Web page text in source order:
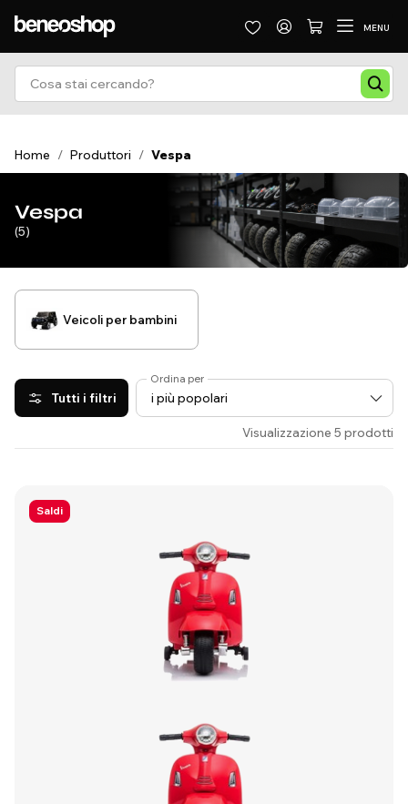
MENU
Home / Produttori / Vespa
Vespa
(5)
Veicoli per bambini
Tutti i filtri
Ordina per
Visualizzazione 5 prodotti
Saldi